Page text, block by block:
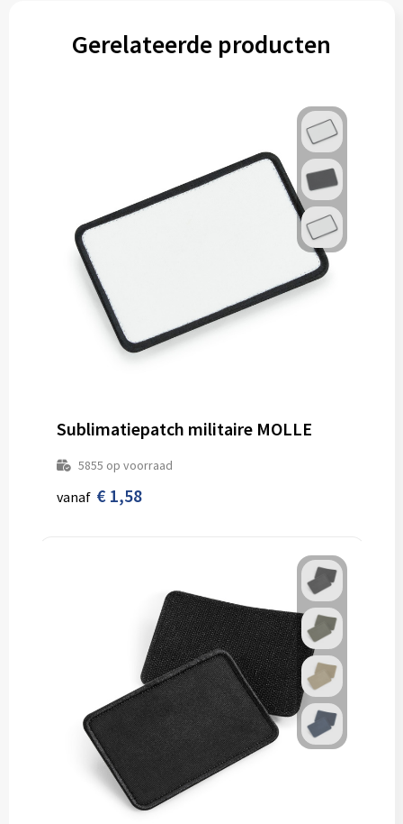
Gerelateerde producten
Sublimatiepatch militaire MOLLE
5855 op voorraad
vanaf € 1,58